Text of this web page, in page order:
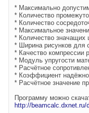
* Максимально
* Количество
* Количество
* Максимальное
* Количество
* Ширина рисунков для
* Качество компрессии
* Модуль упругости
* Расчётное
* Коэффициент
* Расчётное значение
Программу можно
http://beamcalc.dxnet.ru/